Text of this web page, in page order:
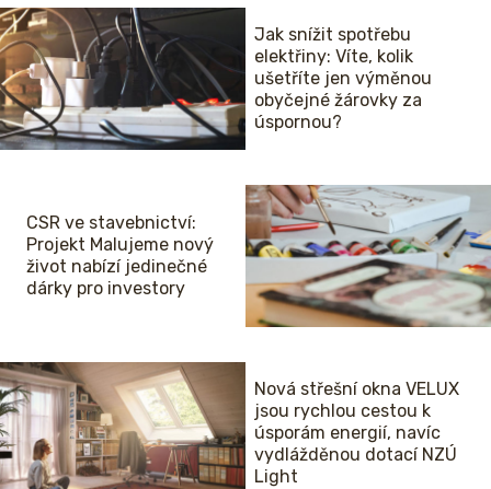
Jak snížit spotřebu
elektřiny: Víte, kolik
ušetříte jen výměnou
obyčejné žárovky za
úspornou?
CSR ve stavebnictví:
Projekt Malujeme nový
život nabízí jedinečné
dárky pro investory
Nová střešní okna VELUX
jsou rychlou cestou k
úsporám energií, navíc
vydlážděnou dotací NZÚ
Light